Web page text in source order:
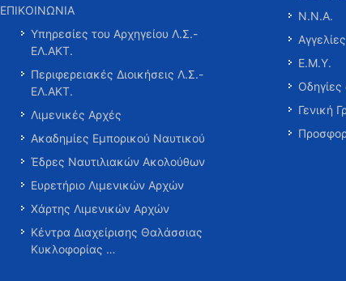
ΕΠΙΚΟΙΝΩΝΙΑ
Υπηρεσίες του Αρχηγείου Λ.Σ.-
ΕΛ.ΑΚΤ.
Περιφερειακές Διοικήσεις Λ.Σ.-
ΕΛ.ΑΚΤ.
Λιμενικές Αρχές
Ακαδημίες Εμπορικού Ναυτικού
Έδρες Ναυτιλιακών Ακολούθων
Ευρετήριο Λιμενικών Αρχών
Χάρτης Λιμενικών Αρχών
Κέντρα Διαχείρισης Θαλάσσιας
Κυκλοφορίας …
Ν.Ν.Α.
Ε.Μ.Υ.
Γενική